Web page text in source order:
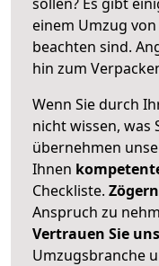
einem Umzug
beachten sind.
hin zum
Wenn Sie durch
nicht wissen, was
übernehmen
Ihnen
Checkliste.
Anspruch zu
Vertrauen Sie
Umzugsbranche